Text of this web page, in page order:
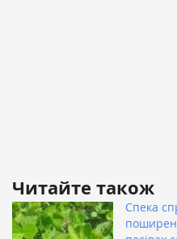
Читайте також
Спека